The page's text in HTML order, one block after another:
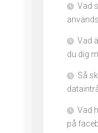
Vad
Vad
du dig
Så
Vad
på